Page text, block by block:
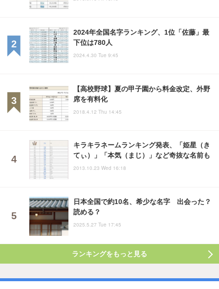
2024年全国名字ランキング、1位「佐藤」最
下位は780人
2024.4.30 Tue 9:45
【高校野球】夏の甲子園から料金改定、外野
席を有料化
2018.4.12 Thu 14:45
キラキラネームランキング発表、「姫星（き
てぃ）」「本気（まじ）」など奇抜な名前も
2013.10.23 Wed 16:18
日本全国で約10名、希少な名字 出会った？
読める？
2025.5.27 Tue 17:45
ランキングをもっと見る